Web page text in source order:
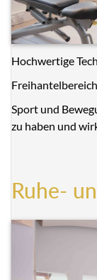
Hochwertige
Freihantelbereich
Sport und
zu haben und
Ruhe-